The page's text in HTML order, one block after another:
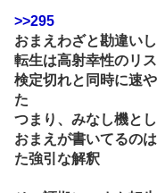
>>295
おまえわざと勘違い
転生は高射幸性のリ
検定切れと同時に速
た
つまり、みなし機と
おまえが書いてるの
た強引な解釈